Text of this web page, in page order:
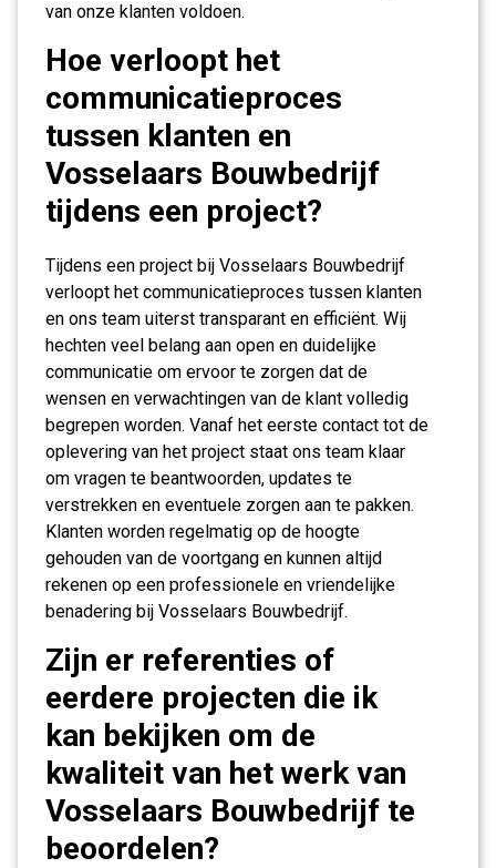
van onze klanten voldoen.
Hoe verloopt het
communicatieproces
tussen klanten en
Vosselaars Bouwbedrijf
tijdens een project?
Tijdens een project bij Vosselaars Bouwbedrijf
verloopt het communicatieproces tussen klanten
en ons team uiterst transparant en efficiënt. Wij
hechten veel belang aan open en duidelijke
communicatie om ervoor te zorgen dat de
wensen en verwachtingen van de klant volledig
begrepen worden. Vanaf het eerste contact tot de
oplevering van het project staat ons team klaar
om vragen te beantwoorden, updates te
verstrekken en eventuele zorgen aan te pakken.
Klanten worden regelmatig op de hoogte
gehouden van de voortgang en kunnen altijd
rekenen op een professionele en vriendelijke
benadering bij Vosselaars Bouwbedrijf.
Zijn er referenties of
eerdere projecten die ik
kan bekijken om de
kwaliteit van het werk van
Vosselaars Bouwbedrijf te
beoordelen?